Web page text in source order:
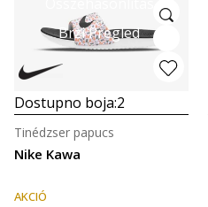
Brzi Pregled
Dostupno boja:2
Nike Kawa
Tinédzser papucs
AKCIÓ